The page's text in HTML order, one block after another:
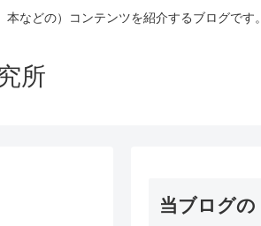
などの）コンテンツを紹介するブログです。
所
当ブログの